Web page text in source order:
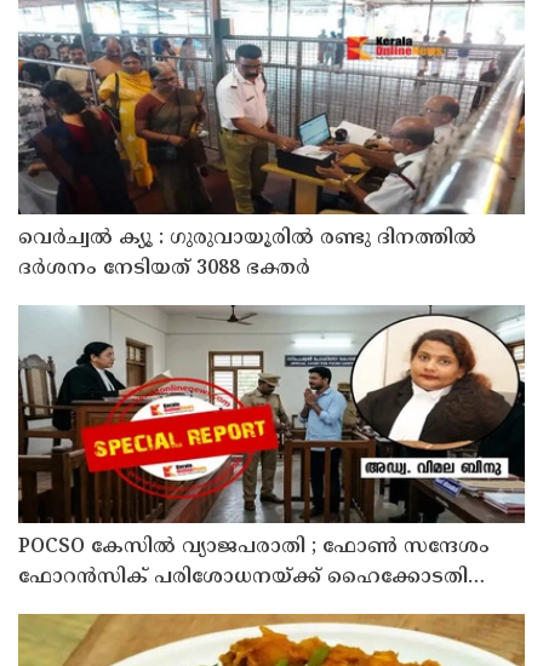
വെർച്വൽ ക്യൂ : ഗുരുവായൂരിൽ രണ്ടു ദിനത്തിൽ
ദർശനം നേടിയത് 3088 ഭക്തർ
POCSO കേസിൽ വ്യാജപരാതി ; ഫോൺ സന്ദേശം
ഫോറൻസിക് പരിശോധനയ്ക്ക് ഹൈക്കോടതി
നിർദേശം; പ്രതിയെ വെറുതെവിട്ട് ആലുവ ഫാസ്റ്റ്
ട്രാക്ക് കോടതി